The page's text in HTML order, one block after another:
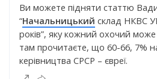
Ви можете підняти статтю
“Начальницький склад НКВС
років”, яку кожний охочий може
там прочитаєте, що 60-66, 7%
керівництва СРСР – євреї.